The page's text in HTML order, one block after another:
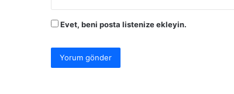
Evet, beni posta listenize ekleyin.